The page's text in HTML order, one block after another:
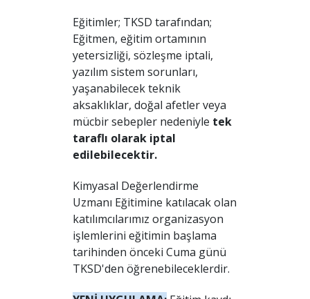
Eğitimler; TKSD tarafından;
Eğitmen, eğitim ortamının
yetersizliği, sözleşme iptali,
yazılım sistem sorunları,
yaşanabilecek teknik
aksaklıklar, doğal afetler veya
mücbir sebepler nedeniyle tek
taraflı olarak iptal
edilebilecektir.
Kimyasal Değerlendirme
Uzmanı Eğitimine katılacak olan
katılımcılarımız organizasyon
işlemlerini eğitimin başlama
tarihinden önceki Cuma günü
TKSD'den öğrenebileceklerdir.